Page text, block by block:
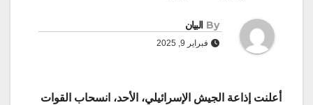
By البيان
فبراير 9, 2025
أعلنت إذاعة الجيش الإسرائيلي، الأحد، انسحاب القوات